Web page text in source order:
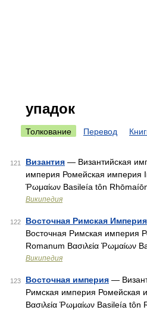
упадок
Толкование Перевод
121 Византия — Византийская
империя Ромейская империя
Ῥωμαίων Basileía tôn
Википедия
122 Восточная Римская Империя
Восточная Римская империя
Romanum Βασιλεία Ῥωμαίων
Википедия
123 Восточная империя —
Римская империя Ромейская
Βασιλεία Ῥωμαίων Basileía tôn